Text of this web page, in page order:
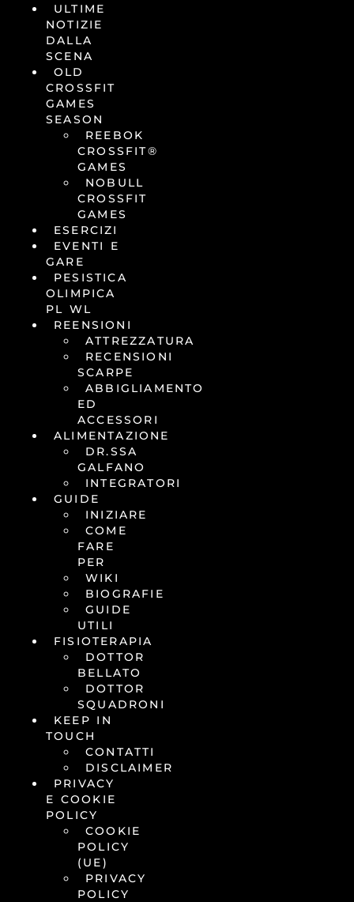
ULTIME
NOTIZIE
DALLA
SCENA
OLD
CROSSFIT
GAMES
SEASON
REEBOK
CROSSFIT®
GAMES
NOBULL
CROSSFIT
GAMES
ESERCIZI
EVENTI E
GARE
PESISTICA
OLIMPICA
PL WL
REENSIONI
ATTREZZATURA
RECENSIONI
SCARPE
ABBIGLIAMENTO
ED
ACCESSORI
ALIMENTAZIONE
DR.SSA
GALFANO
INTEGRATORI
GUIDE
INIZIARE
COME
FARE
PER
WIKI
BIOGRAFIE
GUIDE
UTILI
FISIOTERAPIA
DOTTOR
BELLATO
DOTTOR
SQUADRONI
KEEP IN
TOUCH
CONTATTI
DISCLAIMER
PRIVACY
E COOKIE
POLICY
COOKIE
POLICY
(UE)
PRIVACY
POLICY